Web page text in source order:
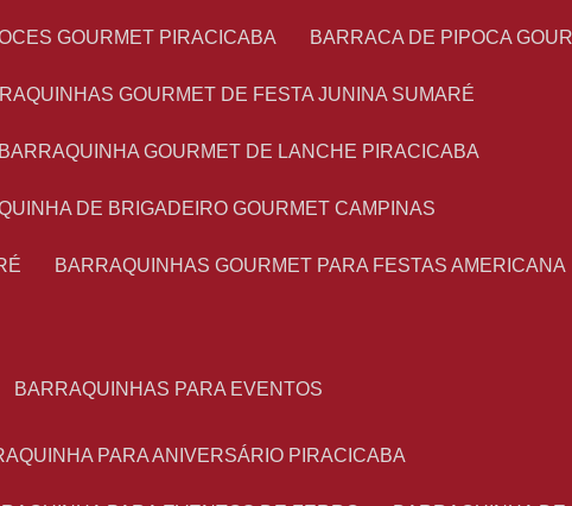
GOURMET PIRACICABA BARRACA DE PIPOCA
GOURMET DE FESTA JUNINA SUMARÉ
BARRAQUINHA GOURMET DE LANCHE PIRACICABA
DE BRIGADEIRO GOURMET CAMPINAS
BARRAQUINHAS GOURMET PARA FESTAS AMERICANA
BARRAQUINHAS PARA EVENTOS
PARA ANIVERSÁRIO PIRACICABA